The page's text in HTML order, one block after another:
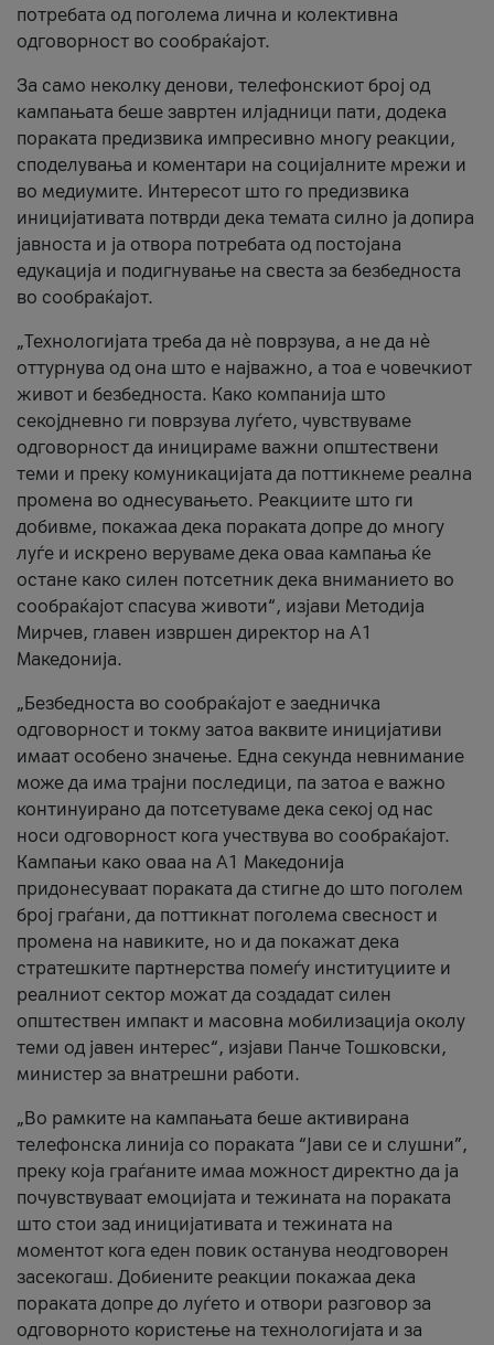
потребата од поголема лична и колективна
одговорност во сообраќајот.
За само неколку денови, телефонскиот број од
кампањата беше завртен илјадници пати, додека
пораката предизвика импресивно многу реакции,
споделувања и коментари на социјалните мрежи и
во медиумите. Интересот што го предизвика
иницијативата потврди дека темата силно ја допира
јавноста и ја отвора потребата од постојана
едукација и подигнување на свеста за безбедноста
во сообраќајот.
„Технологијата треба да нè поврзува, а не да нè
оттурнува од она што е најважно, а тоа е човечкиот
живот и безбедноста. Како компанија што
секојдневно ги поврзува луѓето, чувствуваме
одговорност да иницираме важни општествени
теми и преку комуникацијата да поттикнеме реална
промена во однесувањето. Реакциите што ги
добивме, покажаа дека пораката допре до многу
луѓе и искрено веруваме дека оваа кампања ќе
остане како силен потсетник дека вниманието во
сообраќајот спасува животи“, изјави Методија
Мирчев, главен извршен директор на А1
Македонија.
„Безбедноста во сообраќајот е заедничка
одговорност и токму затоа ваквите иницијативи
имаат особено значење. Една секунда невнимание
може да има трајни последици, па затоа е важно
континуирано да потсетуваме дека секој од нас
носи одговорност кога учествува во сообраќајот.
Кампањи како оваа на A1 Македонија
придонесуваат пораката да стигне до што поголем
број граѓани, да поттикнат поголема свесност и
промена на навиките, но и да покажат дека
стратешките партнерства помеѓу институциите и
реалниот сектор можат да создадат силен
општествен импакт и масовна мобилизација околу
теми од јавен интерес“, изјави Панче Тошковски,
министер за внатрешни работи.
„Во рамките на кампањата беше активирана
телефонска линија со пораката “Јави се и слушни”,
преку која граѓаните имаа можност директно да ја
почувствуваат емоцијата и тежината на пораката
што стои зад иницијативата и тежината на
моментот кога еден повик останува неодговорен
засекогаш. Добиените реакции покажаа дека
пораката допре до луѓето и отвори разговор за
одговорното користење на технологијата и за